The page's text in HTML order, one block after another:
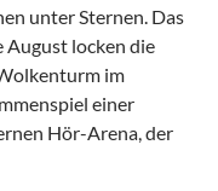
unter Sternen. Das
locken die
im
einer
Hör-Arena, der